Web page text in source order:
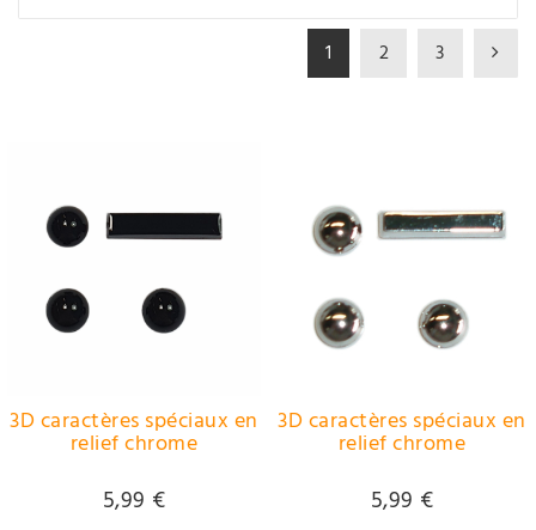
1 2 3
3D caractères spéciaux en
relief chrome
5,99 €
3D caractères spéciaux en
relief chrome
5,99 €